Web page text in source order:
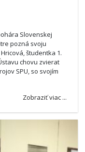
Slovenskej
pozná svoju
študentka 1.
chovu zvierat
SPU, so svojím
Zobraziť viac ...